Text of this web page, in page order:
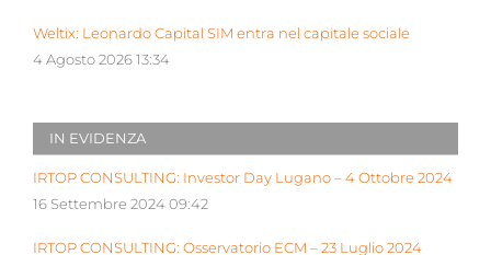
Weltix: Leonardo Capital SIM entra nel capitale sociale
4 Agosto 2026 13:34
IN EVIDENZA
IRTOP CONSULTING: Investor Day Lugano – 4 Ottobre 2024
16 Settembre 2024 09:42
IRTOP CONSULTING: Osservatorio ECM – 23 Luglio 2024